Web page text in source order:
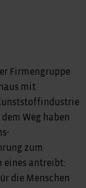
Firmengruppe
mit
Weg haben
zum
eines antreibt:
die Menschen